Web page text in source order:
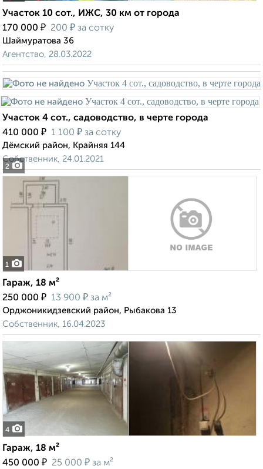
Участок 10 сот., ИЖС, 30 км от города
170 000 ₽ 200 ₽ за сотку
Шаймуратова 36
Агентство, 28.03.2022
2
Участок 4 сот., садоводство, в черте города
410 000 ₽ 1 100 ₽ за сотку
Дёмский район, Крайняя 144
Собственник, 24.01.2021
1
Гараж, 18 м²
250 000 ₽ 13 900 ₽ за м²
Орджоникидзевский район, Рыбакова 13
Собственник, 16.04.2023
4
Гараж, 18 м²
450 000 ₽ 25 000 ₽ за м²